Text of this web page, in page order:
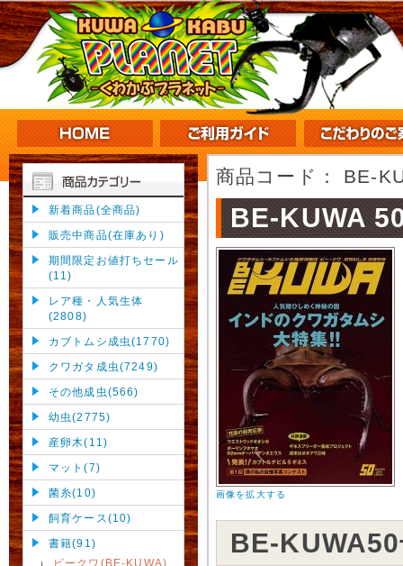
新着商品(全商品)
販売中商品(在庫あり)
期間限定お値打ちセール
(11)
レア種・人気生体
(2808)
カブトムシ成虫(1770)
クワガタ成虫(7249)
その他成虫(566)
幼虫(2775)
産卵木(11)
マット(7)
菌糸(10)
飼育ケース(10)
書籍(91)
ビークワ(BE-KUWA)
商品コード： BE-
BE-KUWA
画像を拡大する
BE-